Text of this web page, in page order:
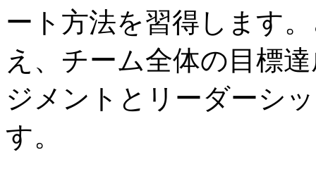
ート方法を習得します
え、チーム全体の目標
ジメントとリーダーシ
す。